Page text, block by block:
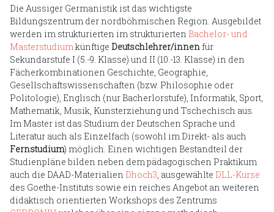
Die Aussiger Germanistik ist das wichtigste
Bildungszentrum der nordböhmischen Region. Ausgebildet
werden im strukturierten im strukturierten Bachelor- und
Masterstudiumkünftige Deutschlehrer/innen für
Sekundarstufe I (5.-9. Klasse) und II (10.-13. Klasse) in den
Fächerkombinationen Geschichte, Geographie,
Gesellschaftswissenschaften (bzw. Philosophie oder
Politologie), Englisch (nur Bacherlorstufe), Informatik, Sport,
Mathematik, Musik, Kunsterziehung und Tschechisch aus.
Im Master ist das Studium der Deutschen Sprache und
Literatur auch als Einzelfach (sowohl im Direkt- als auch
Fernstudium) möglich. Einen wichtigen Bestandteil der
Studienpläne bilden neben dem pädagogischen Praktikum
auch die DAAD-Materialien Dhoch3, ausgewählte DLL-Kurse
des Goethe-Instituts sowie ein reiches Angebot an weiteren
didaktisch orientierten Workshops des Zentrums